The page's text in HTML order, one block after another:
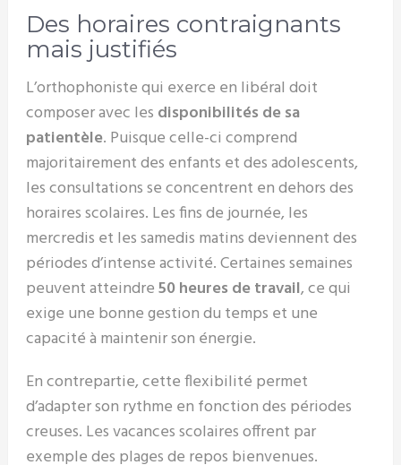
Des horaires contraignants
mais justifiés
L’orthophoniste qui exerce en libéral doit
composer avec les disponibilités de sa
patientèle. Puisque celle-ci comprend
majoritairement des enfants et des adolescents,
les consultations se concentrent en dehors des
horaires scolaires. Les fins de journée, les
mercredis et les samedis matins deviennent des
périodes d’intense activité. Certaines semaines
peuvent atteindre50 heures de travail, ce qui
exige une bonne gestion du temps et une
capacité à maintenir son énergie.
En contrepartie, cette flexibilité permet
d’adapter son rythme en fonction des périodes
creuses. Les vacances scolaires offrent par
exemple des plages de repos bienvenues.